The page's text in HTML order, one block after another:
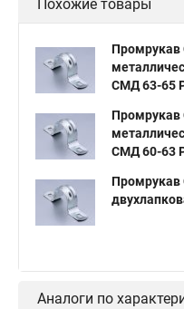
Похожие товары
Промрукав
СМД 63-65
Промрукав
СМД 60-63
Промрукав
Аналоги по